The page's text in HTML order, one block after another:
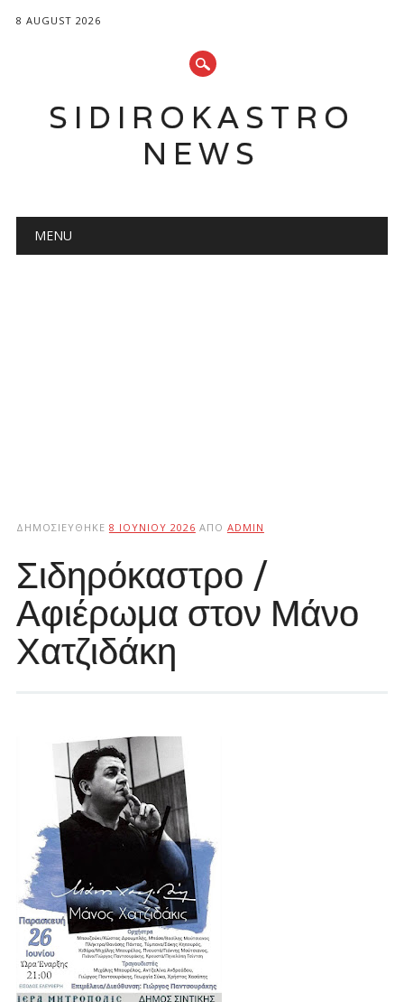
8 AUGUST 2026
SIDIROKASTRO
NEWS
Main menu
MENU
ΔΗΜΟΣΙΕΎΘΗΚΕ 8 ΙΟΥΝΊΟΥ 2026 ΑΠΌ ADMIN
Σιδηρόκαστρο /
Αφιέρωμα στον Μάνο
Χατζιδάκη